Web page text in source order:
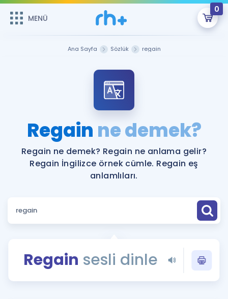
MENÜ
0
ÜYE DEĞİLİM
Sepetin Şu An Boş.
Remzi Hoca ile seni sınava hazırlayacak onlarca eğitim seni
bekliyor!
MENÜ
Katılımcı Görüşleri
Faydalı Araçlar
Sözlük
Rehberlik Aracı
ÖSYM Sınav Takvimi
Hakkımızda
Ana Sayfa Sözlük regain
Regain ne demek?
Regain ne demek? Regain ne anlama gelir?
Regain İngilizce örnek cümle. Regain eş
anlamlıları.
Regain sesli dinle